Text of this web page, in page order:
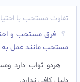
تفاوت مستحب با
فرق مستحب و
مستحب مانند عمل به
هردو ثواب دارد